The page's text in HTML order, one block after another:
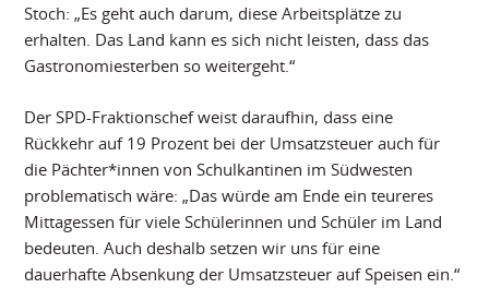
Stoch: „Es geht auch darum, diese Arbeitsplätze zu
erhalten. Das Land kann es sich nicht leisten, dass das
Gastronomiesterben so weitergeht.“
Der SPD-Fraktionschef weist daraufhin, dass eine
Rückkehr auf 19 Prozent bei der Umsatzsteuer auch für
die Pächter*innen von Schulkantinen im Südwesten
problematisch wäre: „Das würde am Ende ein teureres
Mittagessen für viele Schülerinnen und Schüler im Land
bedeuten. Auch deshalb setzen wir uns für eine
dauerhafte Absenkung der Umsatzsteuer auf Speisen ein.“